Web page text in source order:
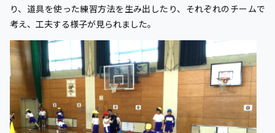
り、道具を使った練習方法を生み出したり、それぞれのチームで
考え、工夫する様子が見られました。